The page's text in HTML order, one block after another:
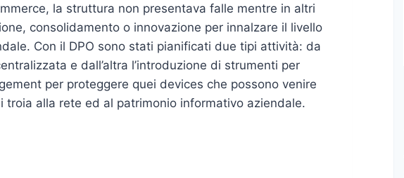
la struttura non presentava falle mentre in altri
consolidamento o innovazione per innalzare il livello
Con il DPO sono stati pianificati due tipi attività: da
e dall’altra l’introduzione di strumenti per
per proteggere quei devices che possono venire
alla rete ed al patrimonio informativo aziendale.